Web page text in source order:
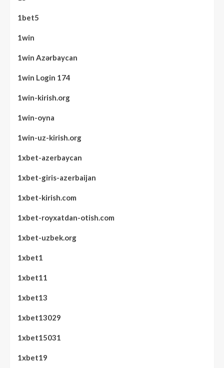
1bet5
1win
1win Azərbaycan
1win Login 174
1win-kirish.org
1win-oyna
1win-uz-kirish.org
1xbet-azerbaycan
1xbet-giris-azerbaijan
1xbet-kirish.com
1xbet-royxatdan-otish.com
1xbet-uzbek.org
1xbet1
1xbet11
1xbet13
1xbet13029
1xbet15031
1xbet19